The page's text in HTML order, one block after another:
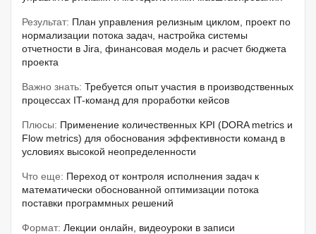
Результат: План управления релизным циклом, проект по
нормализации потока задач, настройка системы
отчетности в Jira, финансовая модель и расчет бюджета
проекта
Важно знать: Требуется опыт участия в производственных
процессах IT-команд для проработки кейсов
Плюсы: Применение количественных KPI (DORA metrics и
Flow metrics) для обоснования эффективности команд в
условиях высокой неопределенности
Что еще: Переход от контроля исполнения задач к
математически обоснованной оптимизации потока
поставки программных решений
Формат: Лекции онлайн, видеоуроки в записи